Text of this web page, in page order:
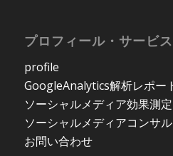
プロフィール・サービ
profile
GoogleAnalytics解析レポー
ソーシャルメディア効果測定
ソーシャルメディアコンサ
お問い合わせ